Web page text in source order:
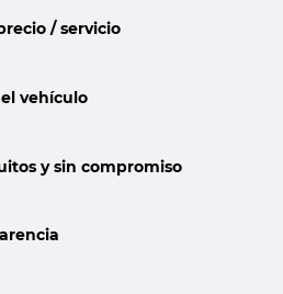
/ servicio
vehículo
y sin compromiso